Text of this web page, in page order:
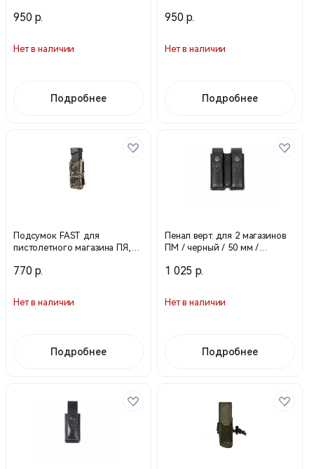
950 р.
Нет в наличии
Подробнее
950 р.
Нет в наличии
Подробнее
Подсумок FAST для
пистолетного магазина ПЯ,
Multicam / 18427060 (Stich
770 р.
Нет в наличии
Подробнее
Пенал верт. для 2 магазинов
ПМ / черный / 50 мм /
1 025 р.
Нет в наличии
Подробнее